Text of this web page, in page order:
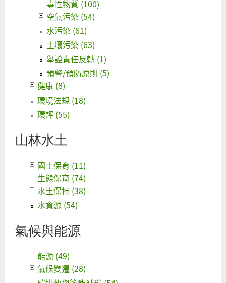
毒性物質 (100)
空氣污染 (54)
水污染 (61)
土壤污染 (63)
舉證責任反轉 (1)
預警/預防原則 (5)
健康 (8)
環境法規 (18)
環評 (55)
山林水土
國土保育 (11)
生態保育 (74)
水土保持 (38)
水資源 (54)
氣候與能源
能源 (49)
氣候變遷 (28)